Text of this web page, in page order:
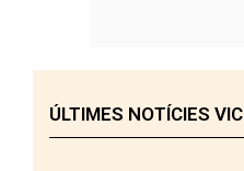
ÚLTIMES NOTÍCIES VIC